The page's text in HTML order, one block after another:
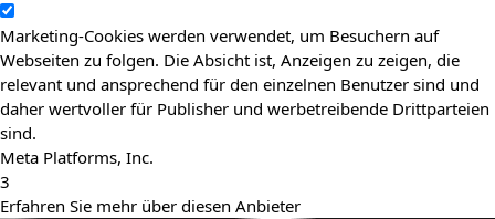
Marketing-Cookies werden verwendet, um Besuchern auf
Webseiten zu folgen. Die Absicht ist, Anzeigen zu zeigen, die
relevant und ansprechend für den einzelnen Benutzer sind und
daher wertvoller für Publisher und werbetreibende Drittparteien
sind.
Meta Platforms, Inc.
3
Erfahren Sie mehr über diesen Anbieter